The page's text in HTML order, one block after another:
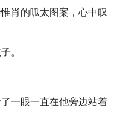
肖的呱太图案，心中叹
。
一眼一直在他旁边站着